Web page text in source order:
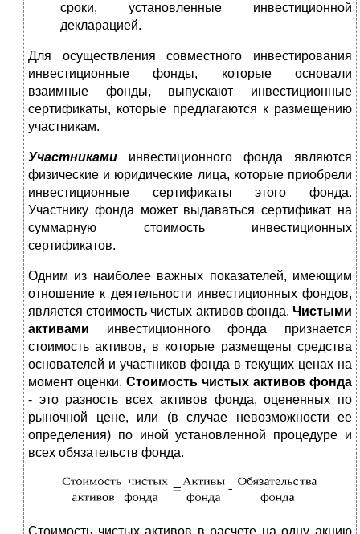
сроки, установленные инвестиционной
декларацией.
Для осуществления совместного инвестирования
инвестиционные фонды, которые основали
взаимные фонды, выпускают инвестиционные
сертификаты, которые предлагаются к размещению
участникам.
Участниками инвестиционного фонда являются
физические и юридические лица, которые приобрели
инвестиционные сертификаты этого фонда.
Участнику фонда может выдаваться сертификат на
суммарную стоимость инвестиционных
сертификатов.
Одним из наиболее важных показателей, имеющим
отношение к деятельности инвестиционных фондов,
является стоимость чистых активов фонда. Чистыми
активами инвестиционного фонда признается
стоимость активов, в которые размещены средства
основателей и участников фонда в текущих ценах на
момент оценки. Стоимость чистых активов фонда
- это разность всех активов фонда, оцененных по
рыночной цене, или (в случае невозможности ее
определения) по иной установленной процедуре и
всех обязательств фонда.